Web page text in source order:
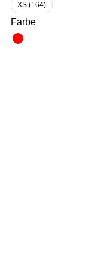
XS (164)
Farbe